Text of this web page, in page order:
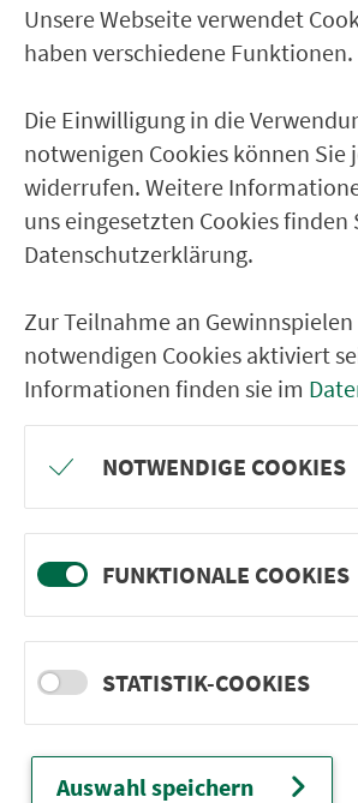
VGN-SOMMER 2026
Mach mit und gewinne einen
Team-Plätzen für eine
Nürn­berg
Unsere Webseite verwendet
haben verschiedene Funktionen.
Die Einwilligung in die
notwenigen Cookies können Sie
widerrufen. Weitere
uns eingesetzten Cookies finden
Datenschutzerklärung.
Zur Teilnahme an
notwendigen Cookies aktiviert
Informationen finden sie im
NOTWENDIGE COOKIES
FUNKTIONALE COOKIES
STATISTIK-COOKIES
Auswahl speichern